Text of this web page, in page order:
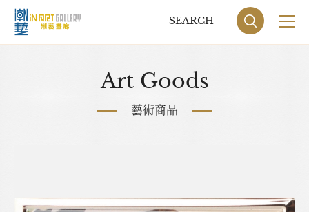
收藏交流
Art Goods
藝術商品
的著名油畫家。師從丁衍庸、楊善深。從藝四十多年
分會會長。 《紐約時報》曾幾次刊登他的作品Polo